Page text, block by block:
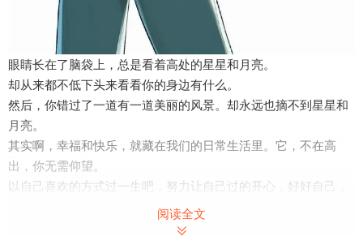
眼睛长在了脑袋上，总是看着高处的星星和月亮。
却从来都不低下头来看看你的身边有什么。
然后，你错过了一道有一道美丽的风景。却永远也摘不到星星和
月亮。
其实啊，幸福和快乐，就藏在我们的日常生活里。它，不在高
出，你无需仰望。
以自己喜欢的方式过一生吧，努力让自己过的开心，好好自己，
]，让爱和好运都流向你。（文章来源公号：浅语
阅读全文